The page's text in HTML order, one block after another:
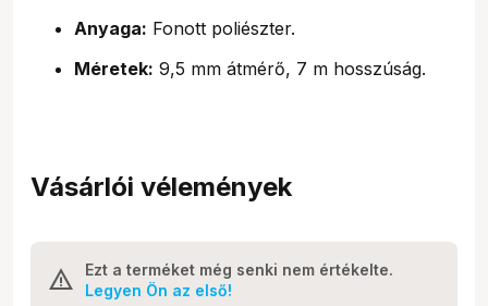
Anyaga: Fonott poliészter.
Méretek: 9,5 mm átmérő, 7 m hosszúság.
Vásárlói vélemények
Ezt a terméket még senki nem értékelte.
Legyen Ön az első!